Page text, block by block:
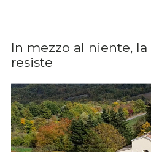
In mezzo al niente,
resiste